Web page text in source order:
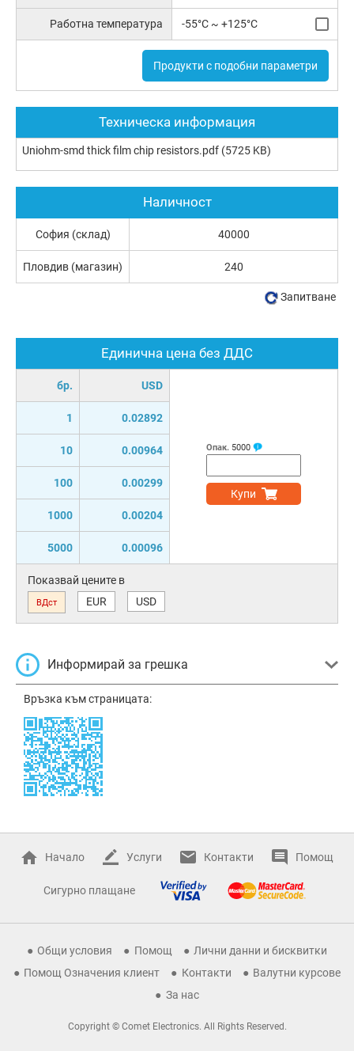
Работна температура -55°C ~ +125°C
Продукти с подобни параметри
Техническа информация
Uniohm-smd thick film chip resistors.pdf (5725 KB)
Единична цена без ДДС
бр. USD
1 0.02892
10 0.00964
100 0.00299
1000 0.00204
5000 0.00096
Опак. 5000
Купи
Показвай цените в
ВДст EUR USD
Информирай за грешка
Връзка към страницата:
Наличност
София (склад) 40000
Пловдив (магазин) 240
Запитване
Начало Услуги Контакти Помощ
Сигурно плащане
Общи условия Помощ
Лични данни и бисквитки
Помощ Означения клиент
Контакти
Валутни курсове
За нас
Copyright © Comet Electronics. All Rights Reserved.